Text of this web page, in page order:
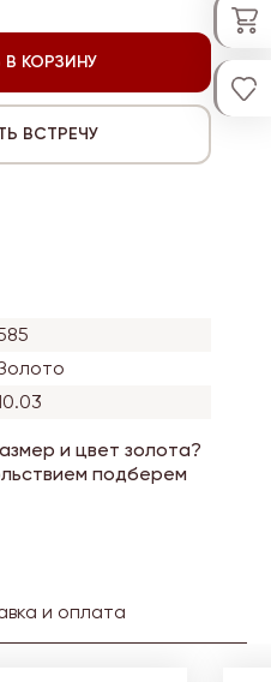
и цвет золота?
подберем
и оплата